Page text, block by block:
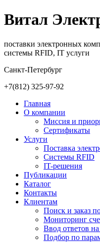
Витал
поставки электронных
системы RFID, IT услуги
Санкт-Петербург
+7(812) 325-97-92
Главная
О компании
Миссия и
Сертификаты
Услуги
Поставка
Cистемы RFID
IT-решения
Публикации
Каталог
Контакты
Клиентам
Поиск и заказ
Мониторинг
Ввод ответов
Подбор по